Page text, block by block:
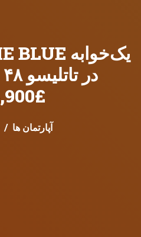
£154,900
آپارتمان ها